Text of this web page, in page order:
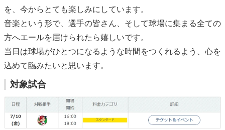
を、今からとても楽しみにしています。
音楽という形で、選手の皆さん、そして球場に集まる全ての
方へエールを届けられたら嬉しいです。
当日は球場がひとつになるような時間をつくれるよう、心を
込めて臨みたいと思います。
対象試合